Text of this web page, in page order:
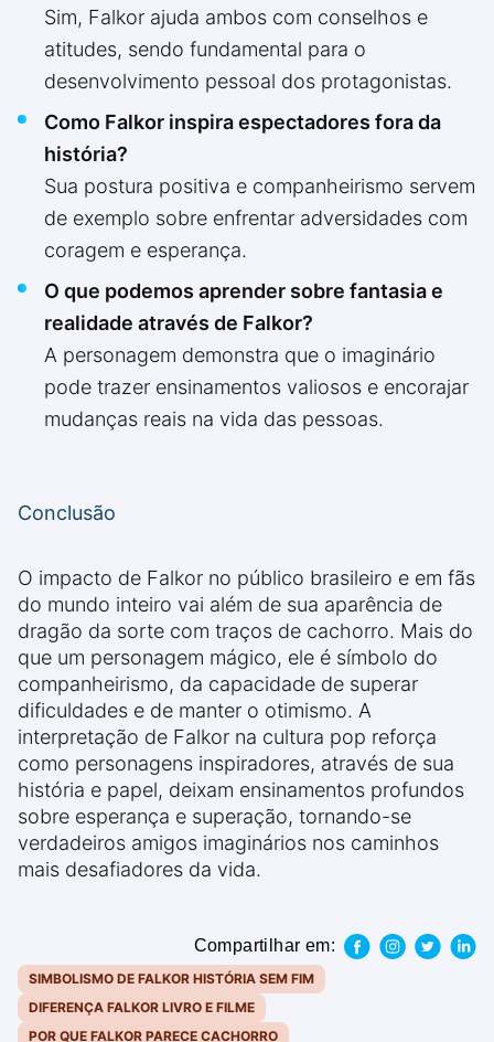
Sim, Falkor ajuda ambos com conselhos e
atitudes, sendo fundamental para o
desenvolvimento pessoal dos protagonistas.
Como Falkor inspira espectadores fora da
história?
Sua postura positiva e companheirismo servem
de exemplo sobre enfrentar adversidades com
coragem e esperança.
O que podemos aprender sobre fantasia e
realidade através de Falkor?
A personagem demonstra que o imaginário
pode trazer ensinamentos valiosos e encorajar
mudanças reais na vida das pessoas.
Conclusão
O impacto de Falkor no público brasileiro e em fãs
do mundo inteiro vai além de sua aparência de
dragão da sorte com traços de cachorro. Mais do
que um personagem mágico, ele é símbolo do
companheirismo, da capacidade de superar
dificuldades e de manter o otimismo. A
interpretação de Falkor na cultura pop reforça
como personagens inspiradores, através de sua
história e papel, deixam ensinamentos profundos
sobre esperança e superação, tornando-se
verdadeiros amigos imaginários nos caminhos
mais desafiadores da vida.
Compartilhar em:
SIMBOLISMO DE FALKOR HISTÓRIA SEM FIM
DIFERENÇA FALKOR LIVRO E FILME
POR QUE FALKOR PARECE CACHORRO